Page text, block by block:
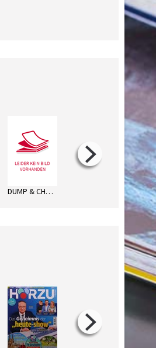
DUMP & CHASE NORWEGEN FISCH&FANG